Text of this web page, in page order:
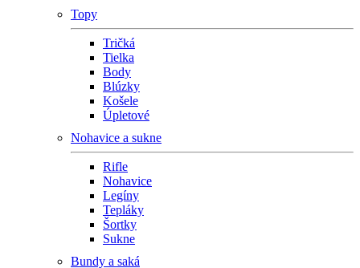
Topy
Tričká
Tielka
Body
Blúzky
Košele
Úpletové
Nohavice a sukne
Rifle
Nohavice
Legíny
Tepláky
Šortky
Sukne
Bundy a saká